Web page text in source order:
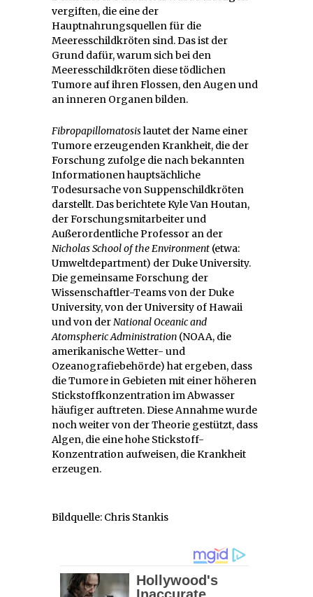
vergiften, die eine der
Hauptnahrungsquellen für die
Meeresschildkröten sind. Das ist der
Grund dafür, warum sich bei den
Meeresschildkröten diese tödlichen
Tumore auf ihren Flossen, den Augen und
an inneren Organen bilden.
Fibropapillomatosislautet der Name einer
Tumore erzeugenden Krankheit, die der
Forschung zufolge die nach bekannten
Informationen hauptsächliche
Todesursache von Suppenschildkröten
darstellt. Das berichtete Kyle Van Houtan,
der Forschungsmitarbeiter und
Außerordentliche Professor an der
Nicholas School of the Environment (etwa:
Umweltdepartment) der Duke University.
Die gemeinsame Forschung der
Wissenschaftler-Teams von der Duke
University, von der University of Hawaii
und von derNational Oceanic and
Atomspheric Administration (NOAA, die
amerikanische Wetter- und
Ozeanografiebehörde) hat ergeben, dass
die Tumore in Gebieten mit einer höheren
Stickstoffkonzentration im Abwasser
häufiger auftreten. Diese Annahme wurde
noch weiter von der Theorie gestützt, dass
Algen, die eine hohe Stickstoff-
Konzentration aufweisen, die Krankheit
erzeugen.
Bildquelle: Chris Stankis